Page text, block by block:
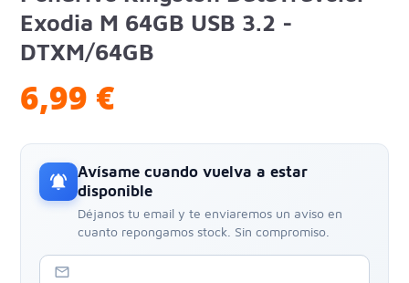
Exodia M 64GB USB 3.2 -
DTXM/64GB
6,99 €
notifications_active
Avísame cuando vuelva a estar
disponible
Déjanos tu email y te enviaremos un aviso en
cuanto repongamos stock. Sin compromiso.
mail_outline